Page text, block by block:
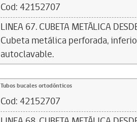
Cod: 42152707
LINEA 67. CUBETA METÁLICA
Cubeta metálica perforada,
autoclavable.
Tubos bucales ortodónticos
Cod: 42152707